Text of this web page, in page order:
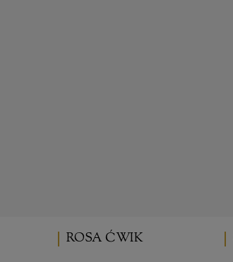
ROSA ĆWIK